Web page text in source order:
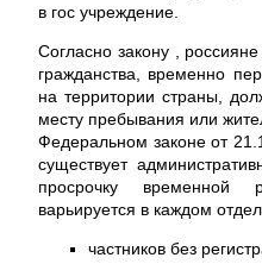
в гос учреждение.
Согласно закону ,
гражданства, временно
на территории страны,
месту пребывания или
Федеральном законе от
существует
просрочку временной
варьируется в каждом
частников без